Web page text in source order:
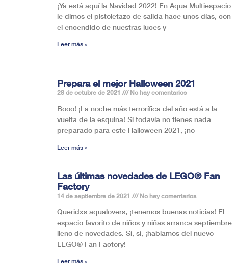
¡Ya está aquí la Navidad 2022! En Aqua Multiespacio
le dimos el pistoletazo de salida hace unos días, con
el encendido de nuestras luces y
Leer más »
Prepara el mejor Halloween 2021
28 de octubre de 2021 No hay comentarios
Booo! ¡La noche más terrorífica del año está a la
vuelta de la esquina! Si todavía no tienes nada
preparado para este Halloween 2021, ¡no
Leer más »
Las últimas novedades de LEGO® Fan
Factory
14 de septiembre de 2021 No hay comentarios
Queridxs aqualovers, ¡tenemos buenas noticias! El
espacio favorito de niños y niñas arranca septiembre
lleno de novedades. Sí, sí, ¡hablamos del nuevo
LEGO® Fan Factory!
Leer más »